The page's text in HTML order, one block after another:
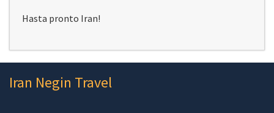
Hasta pronto Iran!
Iran Negin Travel